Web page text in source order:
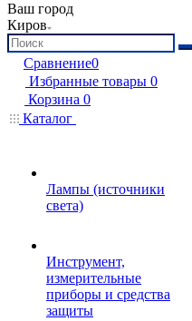
Ваш город
Киров
Сравнение0
Избранные товары 0
Корзина 0
Каталог
Лампы (источники
света)
Инструмент,
измерительные
приборы и средства
защиты